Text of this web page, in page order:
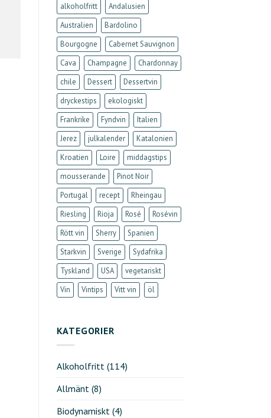
alkoholfritt
Andalusien
Australien
Bardolino
Bourgogne
Cabernet Sauvignon
Cava
Champagne
Chardonnay
chile
Dessert
Dessertvin
dryckestips
ekologiskt
Frankrike
Fyndvin
Italien
Jerez
julkalender
Katalonien
Kroatien
Loire
middagstips
mousserande
Pinot Noir
Portugal
recept
Rheingau
Riesling
Rioja Rosé
Rosévin
Rött vin
Sherry
Spanien
Starkvin
Sverige
Sydafrika
Tyskland
USA
vegetariskt
Vin
Vintips Vitt vin öl
KATEGORIER
Alkoholfritt(114)
Allmänt(8)
Biodynamiskt(4)